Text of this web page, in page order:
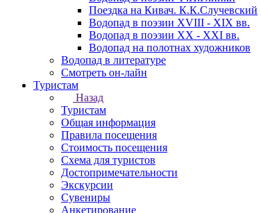
Поездка на Кивач. К.К.Случевский
Водопад в поэзии XVIII - XIX вв.
Водопад в поэзии XX - XXI вв.
Водопад на полотнах художников
Водопад в литературе
Смотреть он-лайн
Туристам
Назад
Туристам
Общая информация
Правила посещения
Стоимость посещения
Схема для туристов
Достопримечательности
Экскурсии
Сувениры
Анкетирование